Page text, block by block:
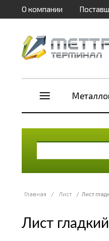
О компании
Главная / Лист / Лист
Лист